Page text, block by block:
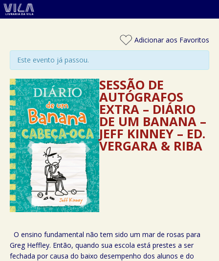
Adicionar aos Favoritos
Este evento já passou.
SESSÃO DE
AUTÓGRAFOS
EXTRA – DIÁRIO
DE UM BANANA –
JEFF KINNEY – ED.
VERGARA & RIBA
O ensino fundamental não tem sido um mar de rosas para
Greg Heffley. Então, quando sua escola está prestes a ser
fechada por causa do baixo desempenho dos alunos e do